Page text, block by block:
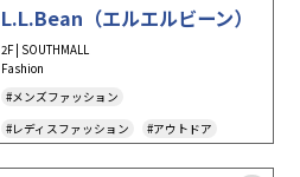
L.L.Bean（エルエルビーン）
2F | SOUTHMALL
Fashion
#メンズファッション
#レディスファッション
#アウトドア